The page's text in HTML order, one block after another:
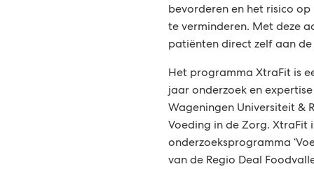
bevorderen en het risico op
te verminderen. Met deze
patiënten direct zelf aan
Het programma XtraFit is
jaar onderzoek en
Wageningen Universiteit &
Voeding in de Zorg. XtraFit
onderzoeksprogramma
van de Regio Deal